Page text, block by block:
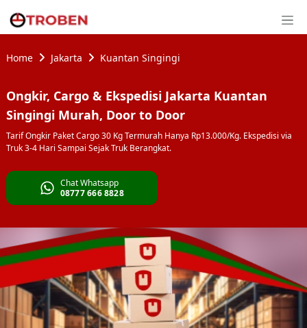
Home Jakarta Kuantan Singingi
Ongkir, Cargo & Ekspedisi Jakarta Kuantan
Singingi Murah, Door to Door
Tarif Ongkir Paket Cargo 30 Kg Termurah Hanya Rp13.000/Kg. Ekspedisi via
Truk 3-4 Hari Sampai Sejak Truk Berangkat.
Chat Whatsapp
08777 666 8828